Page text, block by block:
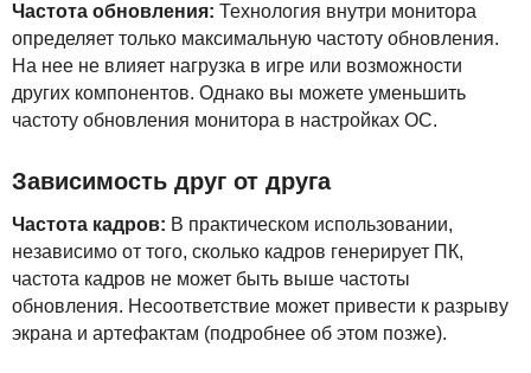
Частота обновления: Технология внутри монитора
определяет только максимальную частоту обновления.
На нее не влияет нагрузка в игре или возможности
других компонентов. Однако вы можете уменьшить
частоту обновления монитора в настройках ОС.
Зависимость друг от друга
Частота кадров: В практическом использовании,
независимо от того, сколько кадров генерирует ПК,
частота кадров не может быть выше частоты
обновления. Несоответствие может привести к разрыву
экрана и артефактам (подробнее об этом позже).